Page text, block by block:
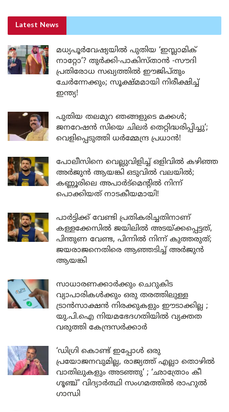
Latest News
മധ്യപൂർവേഷ്യയിൽ പുതിയ ‘ഇസ്ലാമിക്
നാറ്റോ’? തുർക്കി-പാകിസ്താൻ -സൗദി
പ്രതിരോധ സഖ്യത്തിൽ ഈജിപ്തും
ചേർന്നേക്കും; സൂക്ഷ്മമായി നിരീക്ഷിച്ച്
ഇന്ത്യ!
പുതിയ തലമുറ ഞങ്ങളുടെ മക്കൾ;
ജനറേഷൻ സിയെ ചിലർ തെറ്റിദ്ധരിപ്പിച്ചു’;
വെളിപ്പെടുത്തി ധർമ്മേന്ദ്ര പ്രധാൻ!
പോലീസിനെ വെല്ലുവിളിച്ച് ഒളിവിൽ കഴിഞ്ഞ
അർജുൻ ആയങ്കി ഒടുവിൽ വലയിൽ;
കണ്ണൂരിലെ അപാർട്മെന്റിൽ നിന്ന്
പൊക്കിയത് നാടകീയമായി!
പാർട്ടിക്ക് വേണ്ടി പ്രതികരിച്ചതിനാണ്
കള്ളക്കേസിൽ ജയിലിൽ അടയ്ക്കപ്പെട്ടത്,
പിന്തുണ വേണ്ട, പിന്നിൽ നിന്ന് കുത്തരുത്;
ജയരാജനെതിരെ ആഞ്ഞടിച്ച് അർജുൻ
ആയങ്കി
സാധാരണക്കാർക്കും ചെറുകിട
വ്യാപാരികൾക്കും ഒരു തരത്തിലുള്ള
ട്രാൻസാക്ഷൻ നിരക്കുകളും ഈടാക്കില്ല ;
യു.പി.ഐ നിയമഭേദഗതിയിൽ വ്യക്തത
വരുത്തി കേന്ദ്രസർക്കാർ
‘ഡിഗ്രി കൊണ്ട് ഇപ്പോൾ ഒരു
പ്രയോജനവുമില്ല, രാജ്യത്ത് എല്ലാ തൊഴിൽ
വാതിലുകളും അടഞ്ഞു’ ; ‘ഛാത്രോം കീ
ഗൂഞ്ച്’ വിദ്യാർത്ഥി സംഗമത്തിൽ രാഹുൽ
ഗാന്ധി